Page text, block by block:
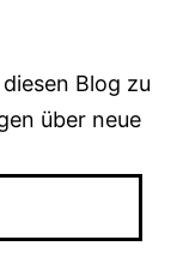
Blog zu
über neue